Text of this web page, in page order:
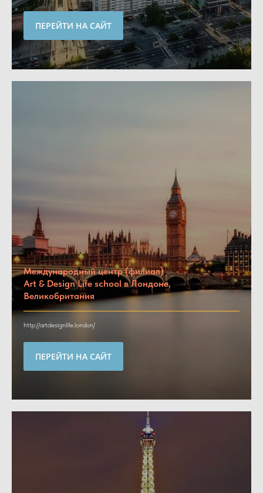
ПЕРЕЙТИ НА САЙТ
Международный центр (филиал)
Art & Design Life school в Лондоне,
Великобритания
http://artdesignlife.london/
ПЕРЕЙТИ НА САЙТ